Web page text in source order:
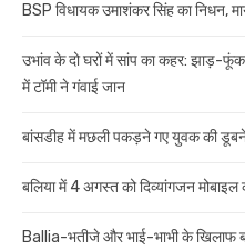
BSP विधायक उमाशंकर सिंह का निधन,
उभांव के दो घरों में सांप का कहर: झाड़-फूंक
में टॉमी ने गंवाई जान
बांसडीह में मछली पकड़ने गए युवक की
बलिया में 4 अगस्त को दिव्यांगजन
Ballia-भतीजे और भाई-भाभी के खिलाफ